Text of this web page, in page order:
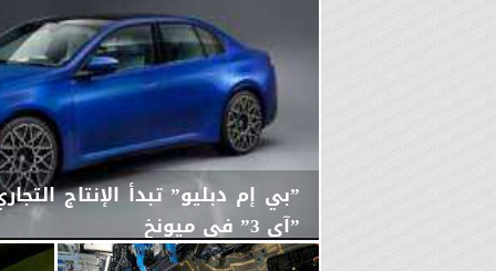
”بي إم دبليو” تبدأ الإنتاج
”آي 3” في ميونخ